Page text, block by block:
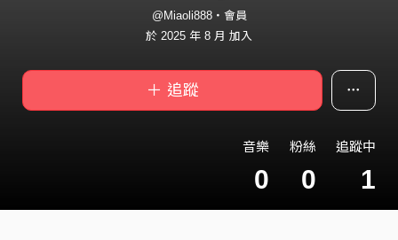
@Miaoli888・會員
於 2025 年 8 月 加入
＋ 追蹤
音樂
0
粉絲
0
追蹤中
1